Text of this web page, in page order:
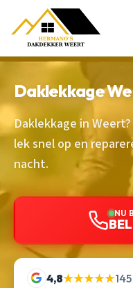
Daklekkage
Daklekkage in
lek snel op en
nacht.
NU
4,8★★★★★